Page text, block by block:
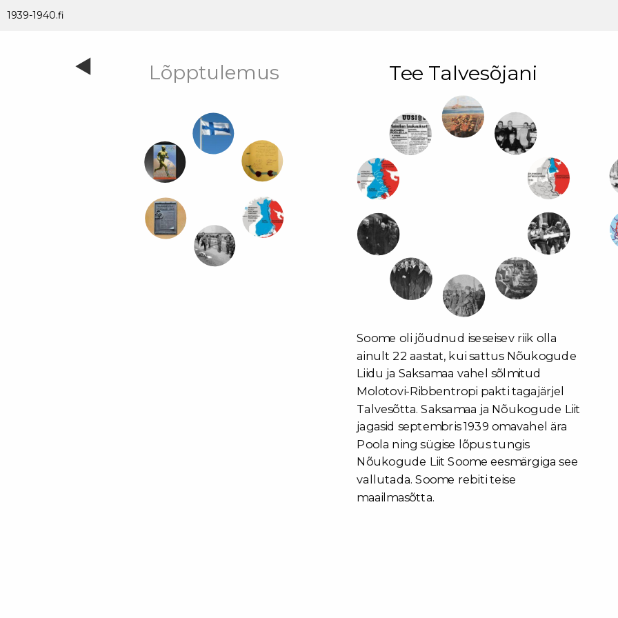
1939-1940.fi
Lõpptulemus Tee Talvesõjani
Soome oli jõudnud iseseisev riik olla
ainult 22 aastat, kui sattus Nõukogude
Liidu ja Saksamaa vahel sõlmitud
Molotovi-Ribbentropi pakti tagajärjel
Talvesõtta. Saksamaa ja Nõukogude Liit
jagasid septembris 1939 omavahel ära
Poola ning sügise lõpus tungis
Nõukogude Liit Soome eesmärgiga see
vallutada. Soome rebiti teise
maailmasõtta.